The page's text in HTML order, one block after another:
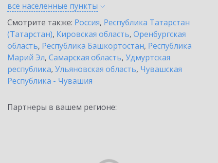
все населенные пункты
Смотрите также: Россия, Республика Татарстан
(Татарстан), Кировская область, Оренбургская
область, Республика Башкортостан, Республика
Марий Эл, Самарская область, Удмуртская
республика, Ульяновская область, Чувашская
Республика - Чувашия
Партнеры в вашем регионе: